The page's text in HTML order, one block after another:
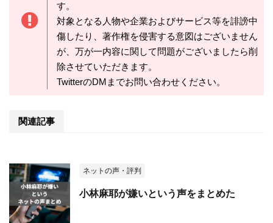
す。
対象となる人物や企業およびサービス等を誹謗中
傷したり、著作権を侵害する意図はございません
が、万が一内容に関して問題がございましたら削
除させていただきます。
TwitterのDMまでお問い合わせください。
関連記事
ネットの声・評判
小林麻耶が嫌いという声をまとめた